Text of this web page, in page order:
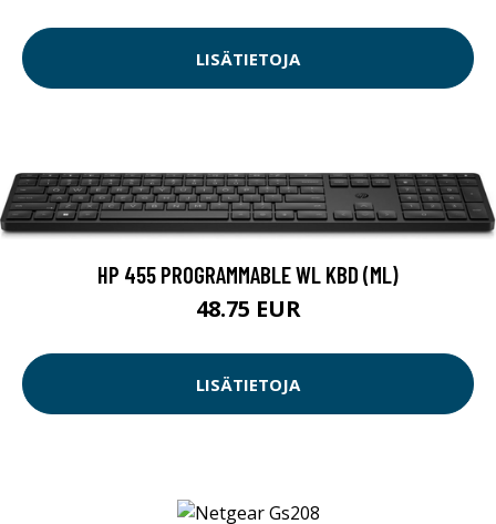
LISÄTIETOJA
HP 455 PROGRAMMABLE WL KBD (ML)
48.75 EUR
LISÄTIETOJA